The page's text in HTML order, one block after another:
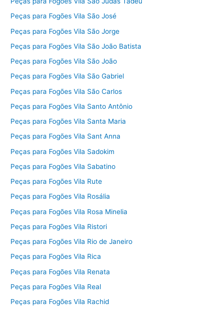
Peças para Fogões Vila São José
Peças para Fogões Vila São Jorge
Peças para Fogões Vila São João Batista
Peças para Fogões Vila São João
Peças para Fogões Vila São Gabriel
Peças para Fogões Vila São Carlos
Peças para Fogões Vila Santo Antônio
Peças para Fogões Vila Santa Maria
Peças para Fogões Vila Sant Anna
Peças para Fogões Vila Sadokim
Peças para Fogões Vila Sabatino
Peças para Fogões Vila Rute
Peças para Fogões Vila Rosália
Peças para Fogões Vila Rosa Minelia
Peças para Fogões Vila Ristori
Peças para Fogões Vila Rio de Janeiro
Peças para Fogões Vila Rica
Peças para Fogões Vila Renata
Peças para Fogões Vila Real
Peças para Fogões Vila Rachid